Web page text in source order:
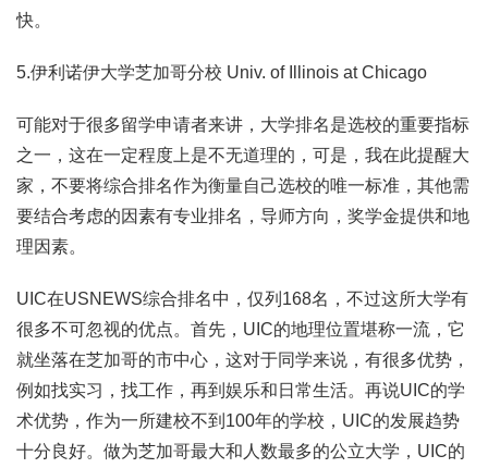
快。
5.伊利诺伊大学芝加哥分校 Univ. of Illinois at Chicago
可能对于很多留学申请者来讲，大学排名是选校的重要指标
之一，这在一定程度上是不无道理的，可是，我在此提醒大
家，不要将综合排名作为衡量自己选校的唯一标准，其他需
要结合考虑的因素有专业排名，导师方向，奖学金提供和地
理因素。
UIC在USNEWS综合排名中，仅列168名，不过这所大学有
很多不可忽视的优点。首先，UIC的地理位置堪称一流，它
就坐落在芝加哥的市中心，这对于同学来说，有很多优势，
例如找实习，找工作，再到娱乐和日常生活。再说UIC的学
术优势，作为一所建校不到100年的学校，UIC的发展趋势
十分良好。做为芝加哥最大和人数最多的公立大学，UIC的